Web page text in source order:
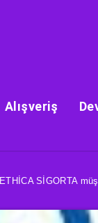
Alışveriş
ETHİCA SİGORTA